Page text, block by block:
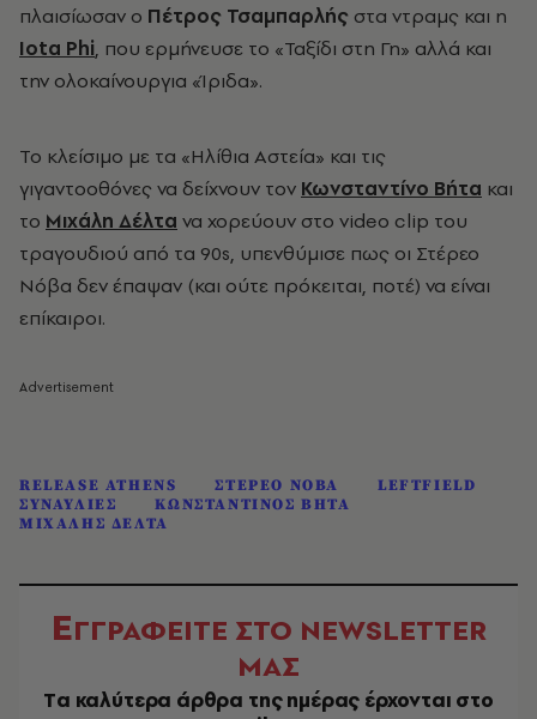
πλαισίωσαν ο Πέτρος Τσαμπαρλής στα ντραμς και η
Iota Phi, που ερμήνευσε το «Ταξίδι στη Γη» αλλά και
την ολοκαίνουργια «Ίριδα».
Το κλείσιμο με τα «Ηλίθια Αστεία» και τις
γιγαντοοθόνες να δείχνουν τον Κωνσταντίνο Βήτα και
το Μιχάλη Δέλτα να χορεύουν στο video clip του
τραγουδιού από τα 90s, υπενθύμισε πως οι Στέρεο
Νόβα δεν έπαψαν (και ούτε πρόκειται, ποτέ) να είναι
επίκαιροι.
RELEASE ATHENS ΣΤΕΡΕΟ ΝΟΒΑ
LEFTFIELD
ΣΥΝΑΥΛΙΕΣ
ΚΩΝΣΤΑΝΤΙΝΟΣ ΒΗΤΑ
ΜΙΧΑΛΗΣ ΔΕΛΤΑ
ΕΓΓΡΑΦΕΙΤΕ ΣΤΟ NEWSLETTER
ΜΑΣ
Tα καλύτερα άρθρα της ημέρας έρχονται στο